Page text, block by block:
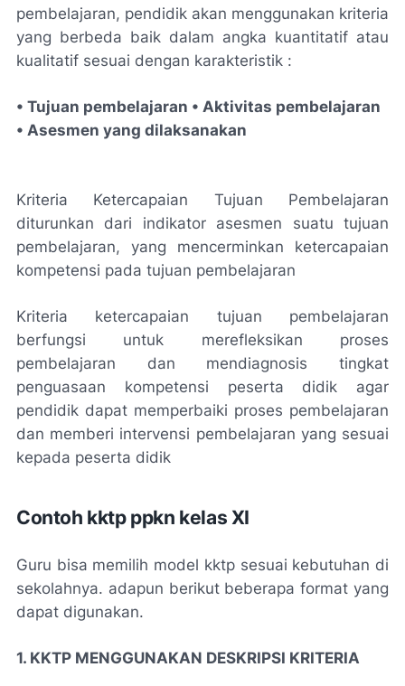
pembelajaran, pendidik akan menggunakan kriteria
yang berbeda baik dalam angka kuantitatif atau
kualitatif sesuai dengan karakteristik :
• Tujuan pembelajaran • Aktivitas pembelajaran
• Asesmen yang dilaksanakan
Kriteria Ketercapaian Tujuan Pembelajaran
diturunkan dari indikator asesmen suatu tujuan
pembelajaran, yang mencerminkan ketercapaian
kompetensi pada tujuan pembelajaran
Kriteria ketercapaian tujuan pembelajaran
berfungsi untuk merefleksikan proses
pembelajaran dan mendiagnosis tingkat
penguasaan kompetensi peserta didik agar
pendidik dapat memperbaiki proses pembelajaran
dan memberi intervensi pembelajaran yang sesuai
kepada peserta didik
Contoh kktp ppkn kelas XI
Guru bisa memilih model kktp sesuai kebutuhan di
sekolahnya. adapun berikut beberapa format yang
dapat digunakan.
1. KKTP MENGGUNAKAN DESKRIPSI KRITERIA